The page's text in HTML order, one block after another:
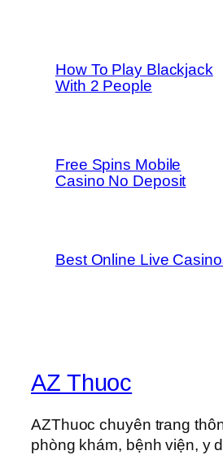
How To Play Blackjack
With 2 People
Free Spins Mobile
Casino No Deposit
Best Online Live
AZ Thuoc
AZThuoc chuyên trang
phòng khám, bệnh viện, y